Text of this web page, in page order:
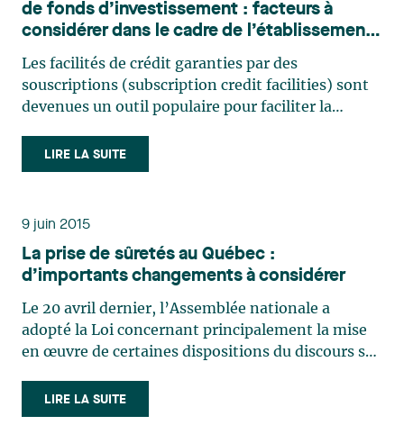
de fonds d’investissement : facteurs à
considérer dans le cadre de l’établissement
de facilités de crédit garanties par des
souscriptions
Les facilités de crédit garanties par des
souscriptions (subscription credit facilities) sont
devenues un outil populaire pour faciliter la
d’investissement. Toutefois, le fonctionnement
de ces facilités n’est pas toujours bien compris par
LIRE LA SUITE
9 juin 2015
La prise de sûretés au Québec :
d’importants changements à considérer
Le 20 avril dernier, l’Assemblée nationale a
adopté la Loi concernant principalement la mise
en œuvre de certaines dispositions du discours sur
l’équilibre budgétaire en 2015-2016 (L.Q. 2015, c.
8). Parmi les nombreux amendements introduits
LIRE LA SUITE